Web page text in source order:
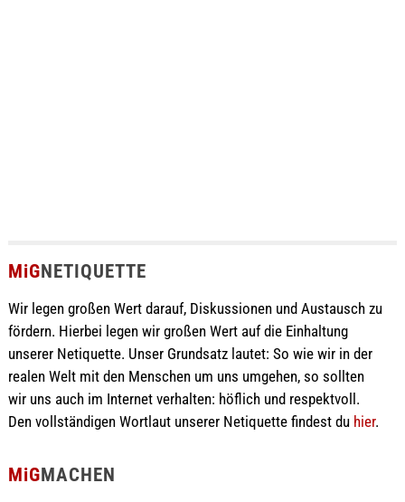
MiGNETIQUETTE
Wir legen großen Wert darauf, Diskussionen und Austausch zu
fördern. Hierbei legen wir großen Wert auf die Einhaltung
unserer Netiquette. Unser Grundsatz lautet: So wie wir in der
realen Welt mit den Menschen um uns umgehen, so sollten
wir uns auch im Internet verhalten: höflich und respektvoll.
Den vollständigen Wortlaut unserer Netiquette findest du hier.
MiGMACHEN